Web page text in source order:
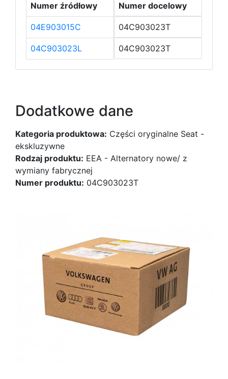
Numer źródłowy Numer docelowy
04E903015C 04C903023T
04C903023L 04C903023T
Dodatkowe dane
Kategoria produktowa: Części oryginalne Seat -
ekskluzywne
Rodzaj produktu: EEA - Alternatory nowe/ z
wymiany fabrycznej
Numer produktu: 04C903023T